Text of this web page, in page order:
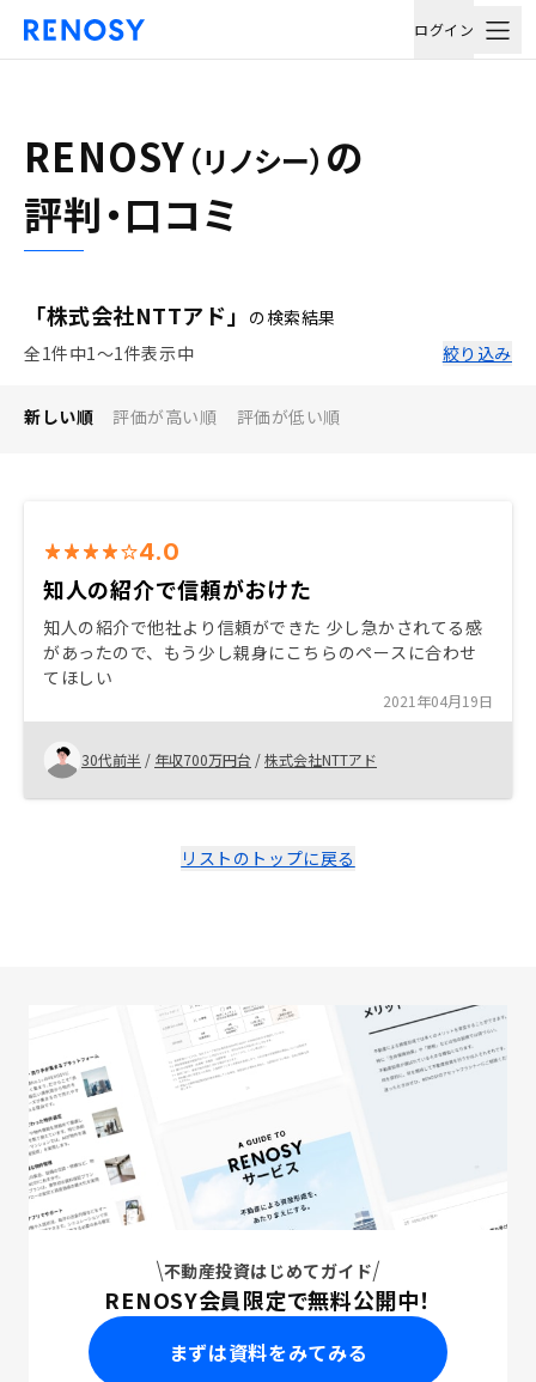
ログイン
RENOSY （リノシー） の
評判・口コミ
「株式会社NTTアド」 の検索結果
全1件中1〜1件表示中
絞り込み
新しい順 評価が高い順 評価が低い順
4.0
知人の紹介で信頼がおけた
知人の紹介で他社より信頼ができた 少し急かされてる感
があったので、もう少し親身にこちらのペースに合わせ
てほしい
2021年04月19日
30代前半 / 年収700万円台 /株式会社NTTアド
リストのトップに戻る
不動産投資はじめてガイド
RENOSY会員限定で無料公開中！
まずは資料をみてみる